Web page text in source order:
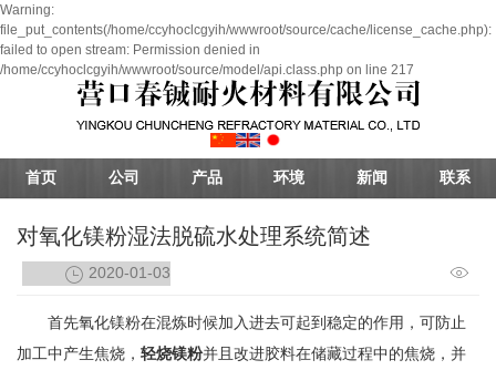
Warning:
file_put_contents(/home/ccyhoclcgyih/wwwroot/source/cache/license_cache.php):
failed to open stream: Permission denied in
/home/ccyhoclcgyih/wwwroot/source/model/api.class.php on line 217
首页 公司 产品 环境 新闻 联系
对氧化镁粉湿法脱硫水处理系统简述
2020-01-03
首先氧化镁粉在混炼时候加入进去可起到稳定的作用，可防止
加工中产生焦烧， 轻烧镁粉并且改进胶料在储藏过程中的焦烧，并